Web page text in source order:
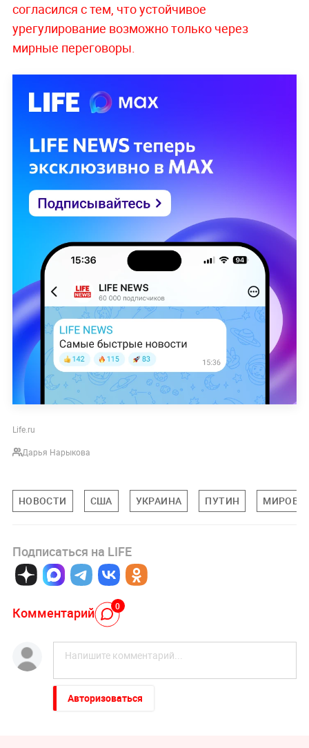
согласился с тем, что устойчивое
урегулирование возможно только через
мирные переговоры.
Life.ru
Дарья Нарыкова
НОВОСТИ США УКРАИНА ПУТИН
Подписаться на LIFE
Комментарий 0
Авторизоваться